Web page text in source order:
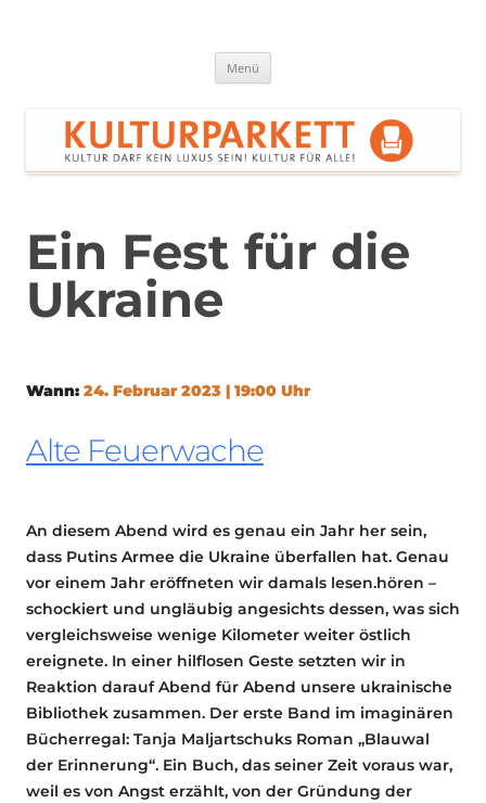
Menü
Ein Fest für die
Ukraine
Wann: 24. Februar 2023 | 19:00 Uhr
Alte Feuerwache
An diesem Abend wird es genau ein Jahr her sein,
dass Putins Armee die Ukraine überfallen hat. Genau
vor einem Jahr eröffneten wir damals lesen.hören –
schockiert und ungläubig angesichts dessen, was sich
vergleichsweise wenige Kilometer weiter östlich
ereignete. In einer hilflosen Geste setzten wir in
Reaktion darauf Abend für Abend unsere ukrainische
Bibliothek zusammen. Der erste Band im imaginären
Bücherregal: Tanja Maljartschuks Roman „Blauwal
der Erinnerung“. Ein Buch, das seiner Zeit voraus war,
weil es von Angst erzählt, von der Gründung der